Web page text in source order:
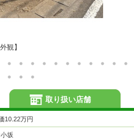
外観】
10.22万円
坂
取り扱い店舗